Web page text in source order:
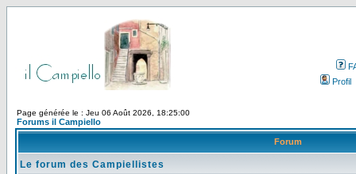
Profil
Page générée le : Jeu 06 Août 2026, 18:25:00
Forums il Campiello
Forum
Le forum des Campiellistes